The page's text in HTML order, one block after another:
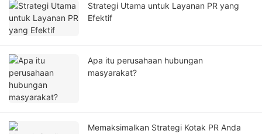
Strategi Utama untuk Layanan PR yang
Efektif
Apa itu perusahaan hubungan
masyarakat?
Memaksimalkan Strategi Kotak PR Anda